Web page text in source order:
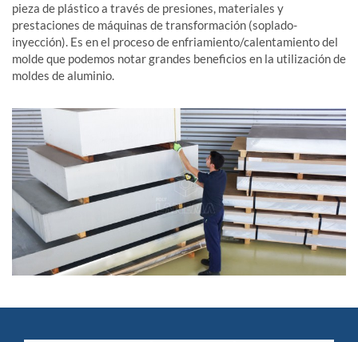
pieza de plástico a través de presiones, materiales y
prestaciones de máquinas de transformación (soplado-
inyección). Es en el proceso de enfriamiento/calentamiento del
molde que podemos notar grandes beneficios en la utilización de
moldes de aluminio.